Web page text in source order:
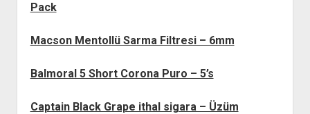
Pack
Macson Mentollü Sarma Filtresi – 6mm
Balmoral 5 Short Corona Puro – 5’s
Captain Black Grape ithal sigara – Üzüm